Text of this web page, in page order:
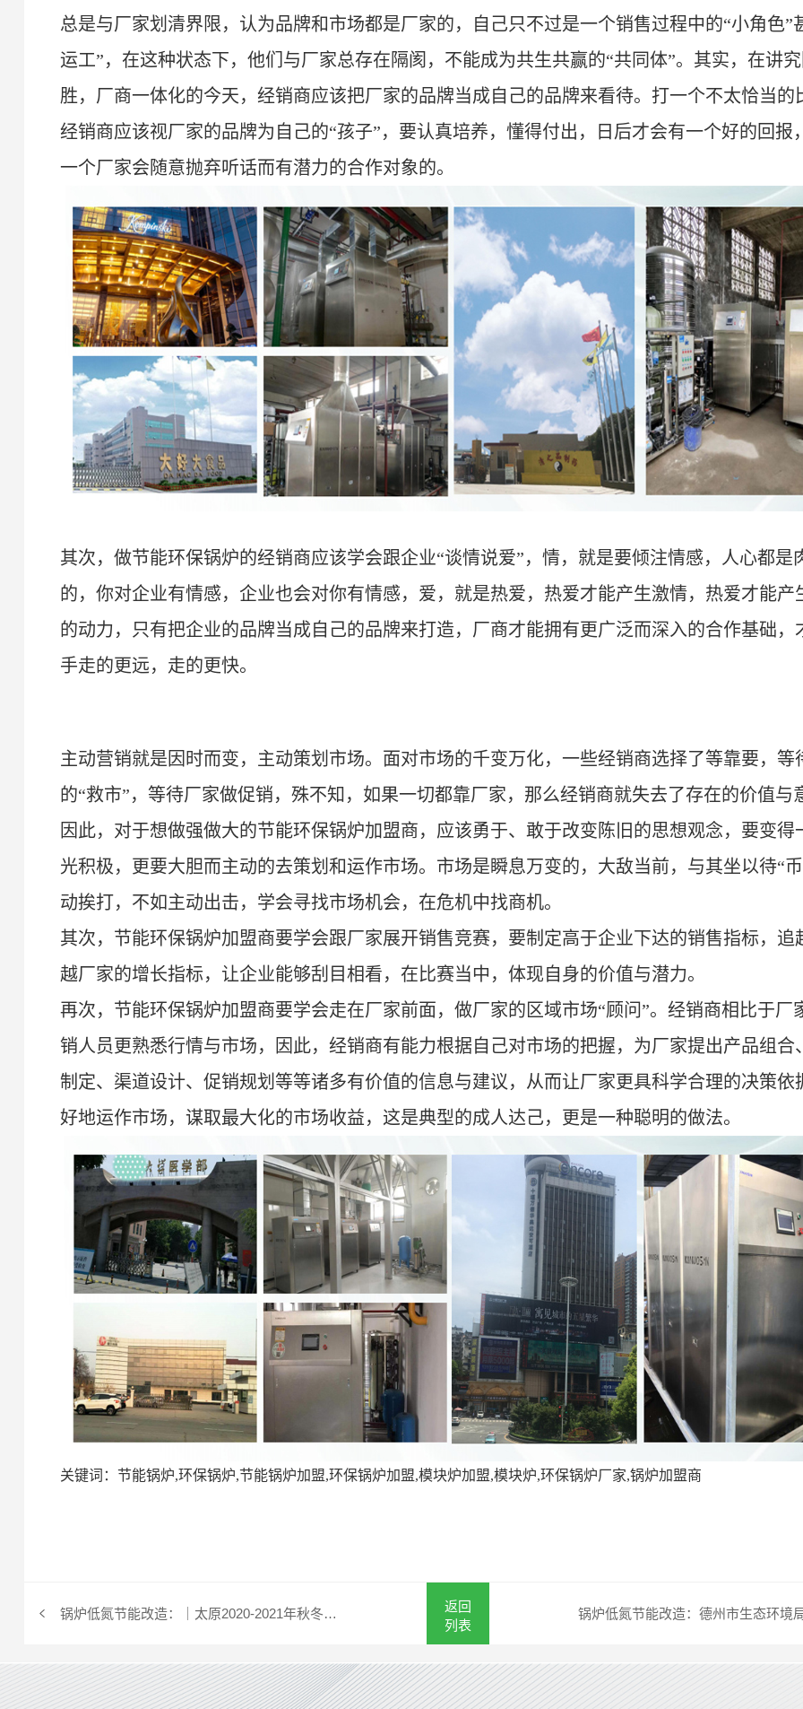
总是与厂家划清界限，认为品牌和市场都是厂家的，自己只不过是一个销售过程中的“小角色”
运工”，在这种状态下，他们与厂家总存在隔阂，不能成为共生共赢的“共同体”。其实，在讲
胜，厂商一体化的今天，经销商应该把厂家的品牌当成自己的品牌来看待。打一个不太恰当的
经销商应该视厂家的品牌为自己的“孩子”，要认真培养，懂得付出，日后才会有一个好的回报
一个厂家会随意抛弃听话而有潜力的合作对象的。
其次， 做节能环保锅炉的经销商应该学会跟企业“谈情说爱”，情，就是要倾注情感，人心都是
的，你对企业有情感，企业也会对你有情感，爱，就是热爱，热爱才能产生激情，热爱才能产
的动力，只有把企业的品牌当成自己的品牌来打造，厂商才能拥有更广泛而深入的合作基础，
手走的更远，走的更快。
主动营销就是因时而变，主动策划市场。面对市场的千变万化，一些经销商选择了等靠要，等
的“救市”，等待厂家做促销，殊不知，如果一切都靠厂家，那么经销商就失去了存在的价值与
因此，对于想做强做大的节能环保锅炉加盟商，应该勇于、 敢于改变陈旧的思想观念，要变得
光积极，更要大胆而主动的去策划和运作市场。市场是瞬息万变的，大敌当前，与其坐以待“币
动挨打，不如主动出击，学会寻找市场机会，在危机中找商机。
其次， 节能环保锅炉加盟商要学会跟厂家展开销售竞赛，要制定高于企业下达的销售指标，追
越厂家的增长指标，让企业能够刮目相看，在比赛当中，体现自身的价值与潜力。
再次， 节能环保锅炉加盟商要学会走在厂家前面，做厂家的区域市场“顾问 ”。经销商相比于厂
销人员更熟悉行情与市场，因此，经销商有能力根据自己对市场的把握，为厂家提出产品组合
制定、渠道设计、促销规划等等诸多有价值的信息与建议，从而让厂家更具科学合理的决策依
好地运作市场，谋取最大化的市场收益，这是典型的成人达己，更是一种聪明的做法。
关键词：节能锅炉,环保锅炉,节能锅炉加盟,环保锅炉加盟,模块炉加盟,模块炉,环保锅炉厂家,锅炉加盟商
锅炉低氮节能改造：｜太原2020-2021年秋冬季这“关键一役”怎么打？
返回
列表